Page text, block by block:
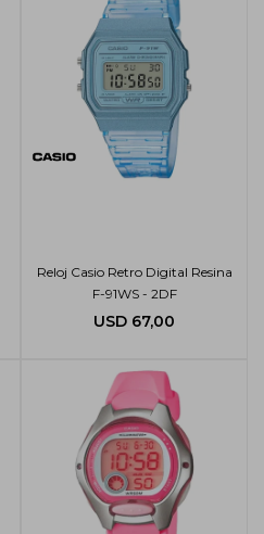
Reloj Casio Retro Digital Resina
F-91WS - 2DF
USD 67,00